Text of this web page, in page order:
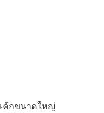
เค้กขนาดใหญ่